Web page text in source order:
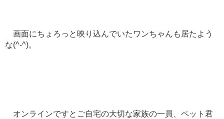
画面にちょろっと映り込んでいたワンちゃんも居たよう
な(^-^)。
オンラインですとご自宅の大切な家族の一員、ペット君